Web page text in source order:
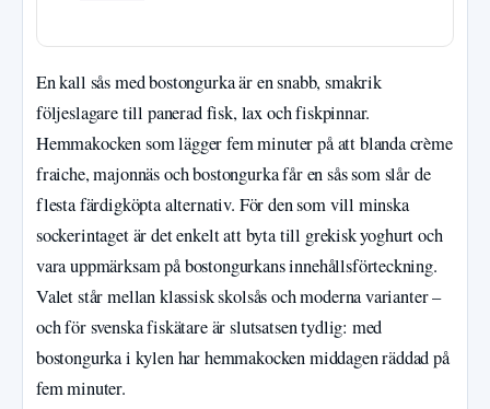
En kall sås med bostongurka är en snabb, smakrik
följeslagare till panerad fisk, lax och fiskpinnar.
Hemmakocken som lägger fem minuter på att blanda crème
fraiche, majonnäs och bostongurka får en sås som slår de
flesta färdigköpta alternativ. För den som vill minska
sockerintaget är det enkelt att byta till grekisk yoghurt och
vara uppmärksam på bostongurkans innehållsförteckning.
Valet står mellan klassisk skolsås och moderna varianter –
och för svenska fiskätare är slutsatsen tydlig: med
bostongurka i kylen har hemmakocken middagen räddad på
fem minuter.